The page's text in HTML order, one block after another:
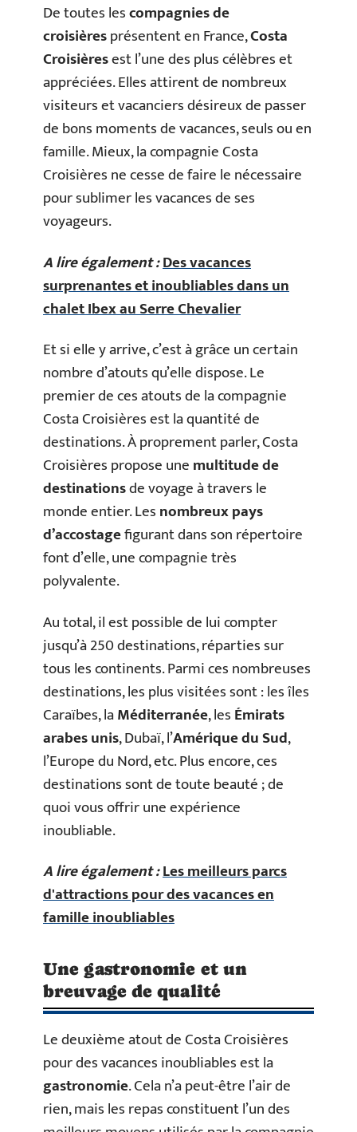
De toutes lescompagnies de
croisièresprésentent en France,Costa
Croisièresest l’une des plus célèbres et
appréciées. Elles attirent de nombreux
visiteurs et vacanciers désireux de passer
de bons moments de vacances, seuls ou en
famille. Mieux, la compagnie Costa
Croisières ne cesse de faire le nécessaire
pour sublimer les vacances de ses
voyageurs.
A lire également :Des vacances
surprenantes et inoubliables dans un
chalet Ibex au Serre Chevalier
Et si elle y arrive, c’est à grâce un certain
nombre d’atouts qu’elle dispose. Le
premier de ces atouts de la compagnie
Costa Croisières est la quantité de
destinations. À proprement parler, Costa
Croisières propose unemultitude de
destinationsde voyage à travers le
monde entier. Lesnombreux pays
d’accostagefigurant dans son répertoire
font d’elle, une compagnie très
polyvalente.
Au total, il est possible de lui compter
jusqu’à 250 destinations, réparties sur
tous les continents. Parmi ces nombreuses
destinations, les plus visitées sont : les îles
Caraïbes, laMéditerranée, lesÉmirats
arabes unis, Dubaï, l’Amériquedu Sud,
l’Europe du Nord, etc. Plus encore, ces
destinations sont de toute beauté ; de
quoi vous offrir une expérience
inoubliable.
A lire également :Les meilleurs parcs
d'attractions pour des vacances en
famille inoubliables
Une gastronomie et un
breuvage de qualité
Le deuxième atout de Costa Croisières
pour des vacances inoubliables est la
gastronomie. Cela n’a peut-être l’air de
rien, mais les repas constituent l’un des